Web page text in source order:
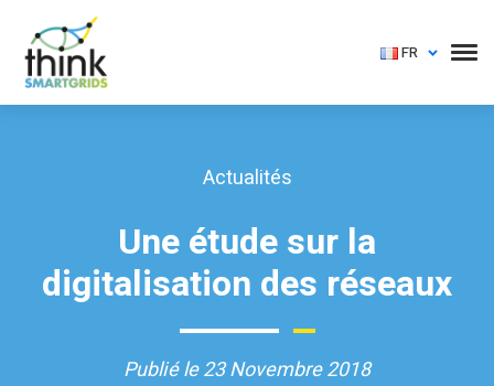
FR
Actualités
Une étude sur la
digitalisation des réseaux
Publié le 23 Novembre 2018